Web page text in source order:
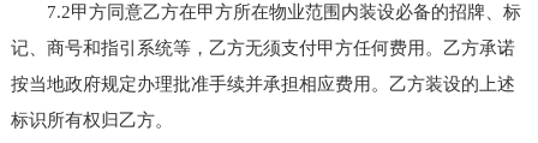
7.2甲方同意乙方在甲方所在物业范围内装设必备的招牌、标
记、商号和指引系统等，乙方无须支付甲方任何费用。乙方承诺
按当地政府规定办理批准手续并承担相应费用。乙方装设的上述
标识所有权归乙方。